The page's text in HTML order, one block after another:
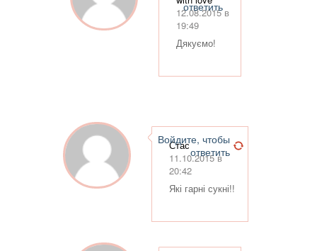
12.08.2015 в
19:49
Дякуємо!
ответить
Стас
11.10.2015 в
20:42
Які гарні сукні!!
Войдите, чтобы
ответить